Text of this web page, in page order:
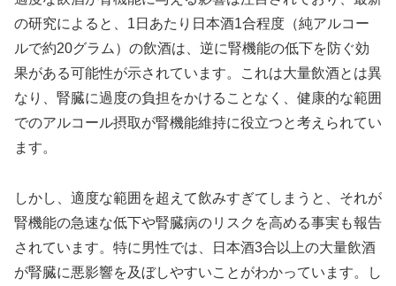
の研究によると、1日あたり日本酒1合程度（純アルコー
ルで約20グラム）の飲酒は、逆に腎機能の低下を防ぐ効
果がある可能性が示されています。これは大量飲酒とは異
なり、腎臓に過度の負担をかけることなく、健康的な範囲
でのアルコール摂取が腎機能維持に役立つと考えられてい
ます。
しかし、適度な範囲を超えて飲みすぎてしまうと、それが
腎機能の急速な低下や腎臓病のリスクを高める事実も報告
されています。特に男性では、日本酒3合以上の大量飲酒
が腎臓に悪影響を及ぼしやすいことがわかっています。し